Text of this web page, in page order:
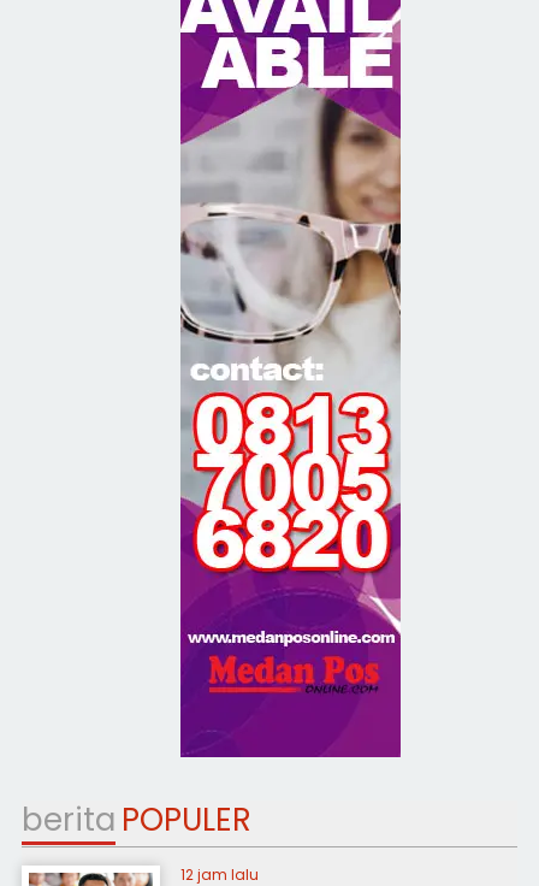
berita POPULER
12 jam lalu